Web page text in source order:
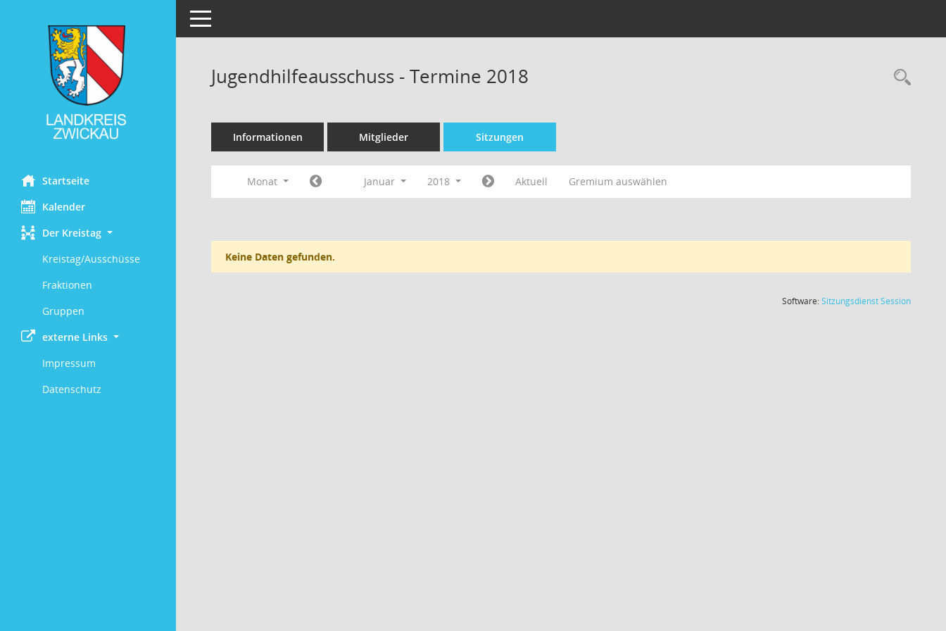
Startseite
Kalender
Der Kreistag
Kreistag/Ausschüsse
Fraktionen
Gruppen
externe Links
Impressum
Datenschutz
Toggle navigation
Jugendhilfeausschuss - Termine 2018
Informationen Mitglieder Sitzungen
Monat Januar 2018 Aktuell Gremium auswählen
Keine Daten gefunden.
Software:SitzungsdienstSession(Wird in